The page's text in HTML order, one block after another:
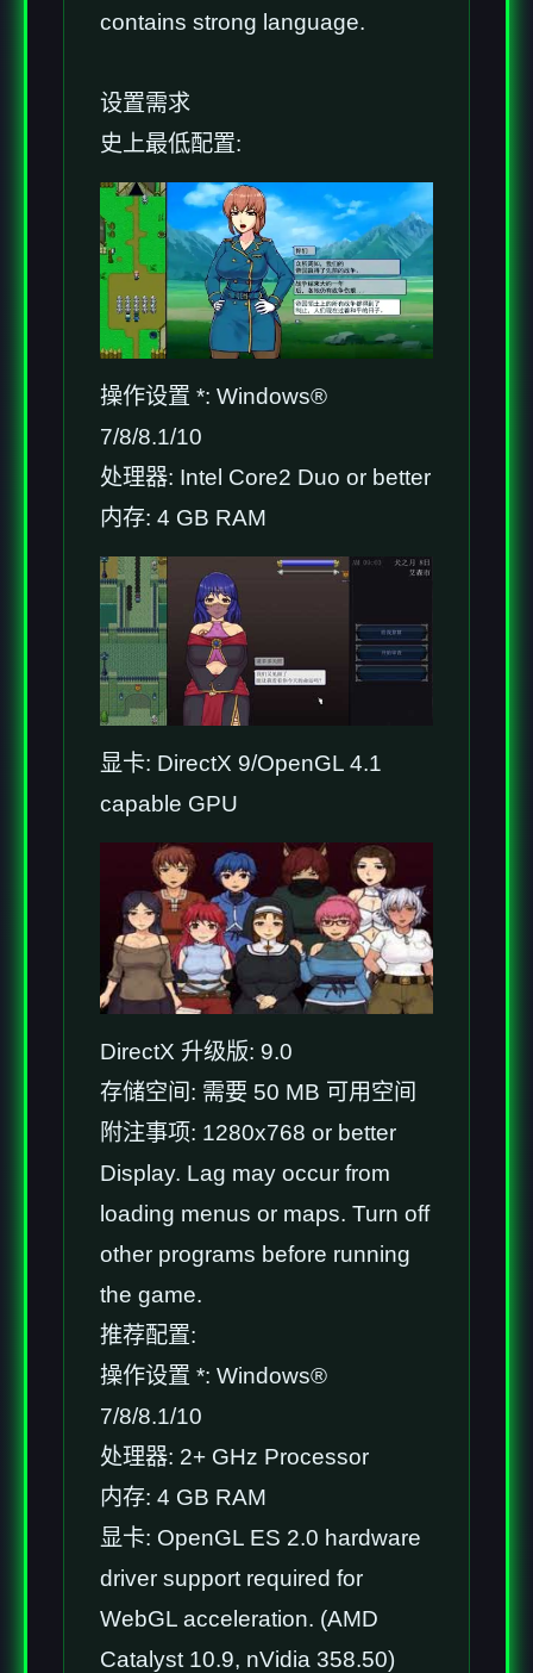
contains strong language.
设置需求
史上最低配置:
操作设置 *: Windows®
7/8/8.1/10
处理器: Intel Core2 Duo or better
内存: 4 GB RAM
显卡: DirectX 9/OpenGL 4.1
capable GPU
DirectX 升级版: 9.0
存储空间: 需要 50 MB 可用空间
附注事项: 1280x768 or better
Display. Lag may occur from
loading menus or maps. Turn off
other programs before running
the game.
推荐配置:
操作设置 *: Windows®
7/8/8.1/10
处理器: 2+ GHz Processor
内存: 4 GB RAM
显卡: OpenGL ES 2.0 hardware
driver support required for
WebGL acceleration. (AMD
Catalyst 10.9, nVidia 358.50)